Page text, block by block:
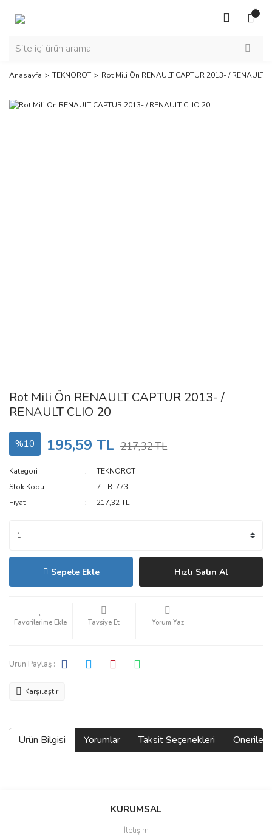
Anasayfa TEKNOROT Rot Mili Ön RENAULT CAPTUR 2013- / RENAULT
Rot Mili Ön RENAULT CAPTUR 2013- /
RENAULT CLIO 20
%10 195,59 TL 217,32 TL
Kategori
TEKNOROT
Stok Kodu
7T-R-773
Fiyat
217,32 TL
Sepete Ekle Hızlı Satın Al
Tavsiye Et Yorum Yaz
Ürün Paylaş :
Karşılaştır
Ürün Bilgisi Yorumlar Taksit Seçenekleri
Bu ürüne ilk yorumu siz yapın!
KURUMSAL
İletişim